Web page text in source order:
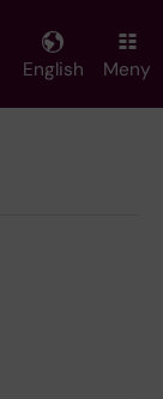
English Meny